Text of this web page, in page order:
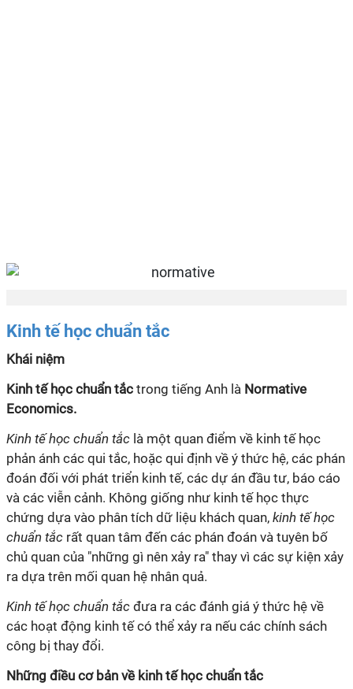
Kinh tế học chuẩn tắc
Khái niệm
Kinh tế học chuẩn tắc trong tiếng Anh là Normative
Economics.
Kinh tế học chuẩn tắc là một quan điểm về kinh tế học
phản ánh các qui tắc, hoặc qui định về ý thức hệ, các phán
đoán đối với phát triển kinh tế, các dự án đầu tư, báo cáo
và các viễn cảnh. Không giống như kinh tế học thực
chứng dựa vào phân tích dữ liệu khách quan, kinh tế học
chuẩn tắc rất quan tâm đến các phán đoán và tuyên bố
chủ quan của "những gì nên xảy ra" thay vì các sự kiện xảy
ra dựa trên mối quan hệ nhân quả.
Kinh tế học chuẩn tắc đưa ra các đánh giá ý thức hệ về
các hoạt động kinh tế có thể xảy ra nếu các chính sách
công bị thay đổi.
Những điều cơ bản về kinh tế học chuẩn tắc